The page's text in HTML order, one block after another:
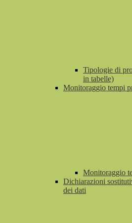
Tipologie di
in tabelle)
Monitoraggio tempi
Monitoraggio
Dichiarazioni
dei dati